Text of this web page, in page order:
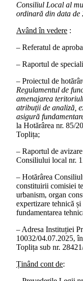
Consiliul Local al
ordinară din data de
Având în vedere :
– Referatul de
– Raportul de
– Proiectul de
Regulamentul de
amenajarea
atribuții de analiză,
asigură
la Hotărârea nr. 85/
Toplița;
– Raportul de
Consiliului local nr.
– Hotărârea
constituirii comisiei
urbanism, organ
expertizare tehnică
fundamentarea
– Adresa Instituției
10032/04.07.2025,
Toplița sub nr.
Ținând cont de: